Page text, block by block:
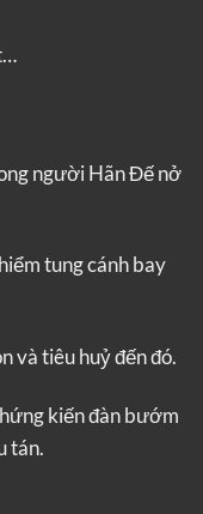
người Hãn Đế nở
tung cánh bay
và tiêu huỷ đến đó.
kiến đàn bướm
tán.